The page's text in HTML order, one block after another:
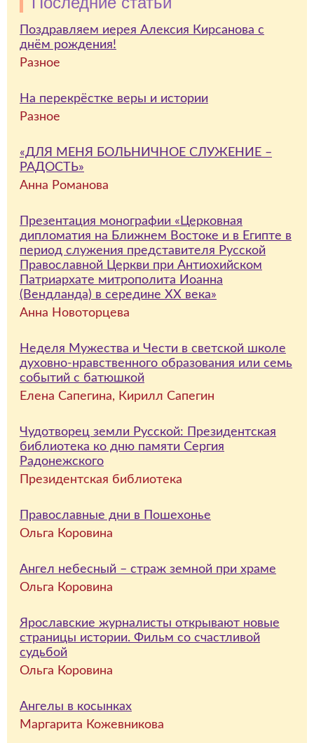
Поздравляем иерея Алексия Кирсанова с
днём рождения!
Разное
На перекрёстке веры и истории
Разное
«ДЛЯ МЕНЯ БОЛЬНИЧНОЕ СЛУЖЕНИЕ –
РАДОСТЬ»
Анна Романова
Презентация монографии «Церковная
дипломатия на Ближнем Востоке и в Египте в
период служения представителя Русской
Православной Церкви при Антиохийском
Патриархате митрополита Иоанна
(Вендланда) в середине ХХ века»
Анна Новоторцева
Неделя Мужества и Чести в светской школе
духовно-нравственного образования или семь
событий с батюшкой
Елена Сапегина, Кирилл Сапегин
Чудотворец земли Русской: Президентская
библиотека ко дню памяти Сергия
Радонежского
Президентская библиотека
Православные дни в Пошехонье
Ольга Коровина
Ангел небесный – страж земной при храме
Ольга Коровина
Ярославские журналисты открывают новые
страницы истории. Фильм со счастливой
судьбой
Ольга Коровина
Ангелы в косынках
Маргарита Кожевникова